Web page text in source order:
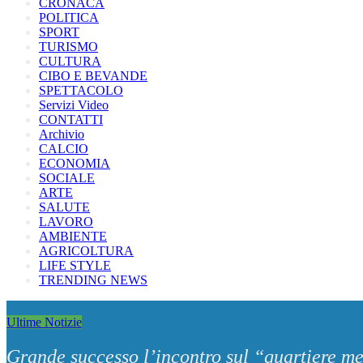
CRONACA
POLITICA
SPORT
TURISMO
CULTURA
CIBO E BEVANDE
SPETTACOLO
Servizi Video
CONTATTI
Archivio
CALCIO
ECONOMIA
SOCIALE
ARTE
SALUTE
LAVORO
AMBIENTE
AGRICOLTURA
LIFE STYLE
TRENDING NEWS
Ultime Notizie
Grande successo l’incontro sul “quartiere